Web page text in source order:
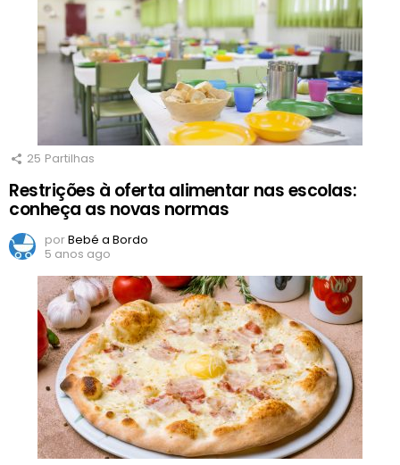
25 Partilhas
Restrições à oferta alimentar nas escolas:
conheça as novas normas
porBebé a Bordo
5 anos ago